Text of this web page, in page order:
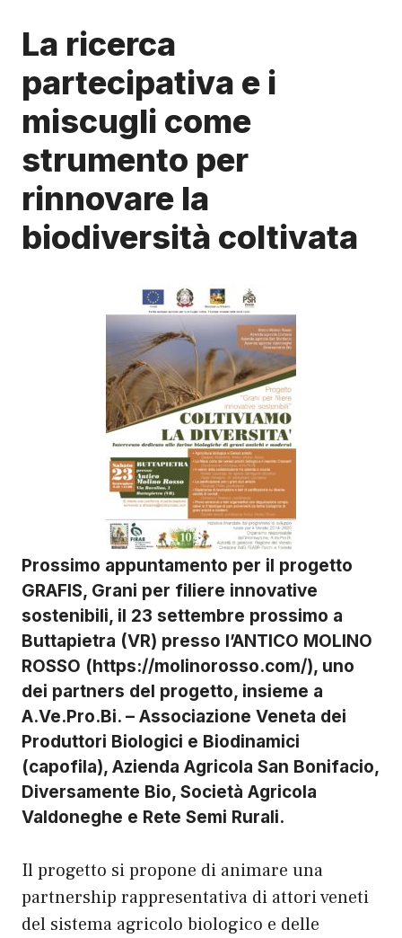
La ricerca
partecipativa e i
miscugli come
strumento per
rinnovare la
biodiversità coltivata
Prossimo appuntamento per il progetto
GRAFIS, Grani per filiere innovative
sostenibili, il 23 settembre prossimo a
Buttapietra (VR) presso l’ANTICO MOLINO
ROSSO (https://molinorosso.com/), uno
dei partners del progetto, insieme a
A.Ve.Pro.Bi. – Associazione Veneta dei
Produttori Biologici e Biodinamici
(capofila), Azienda Agricola San Bonifacio,
Diversamente Bio, Società Agricola
Valdoneghe e Rete Semi Rurali.
Il progetto si propone di animare una
partnership rappresentativa di attori veneti
del sistema agricolo biologico e delle